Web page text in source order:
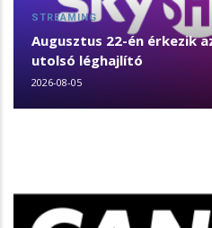
STREAMING
Augusztus 22-én érkezik
utolsó léghajlító
2026-08-05